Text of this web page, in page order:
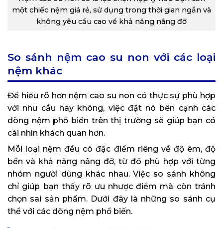
một chiếc nệm giá rẻ, sử dụng trong thời gian ngắn và
không yêu cầu cao về khả năng nâng đỡ
So sánh nệm cao su non với các loại
nệm khác
Để hiểu rõ hơn nệm cao su non có thực sự phù hợp
với nhu cầu hay không, việc đặt nó bên cạnh các
dòng nệm phổ biến trên thị trường sẽ giúp bạn có
cái nhìn khách quan hơn.
Mỗi loại nệm đều có đặc điểm riêng về độ êm, độ
bền và khả năng nâng đỡ, từ đó phù hợp với từng
nhóm người dùng khác nhau. Việc so sánh không
chỉ giúp bạn thấy rõ ưu nhược điểm mà còn tránh
chọn sai sản phẩm. Dưới đây là những so sánh cụ
thể với các dòng nệm phổ biến.